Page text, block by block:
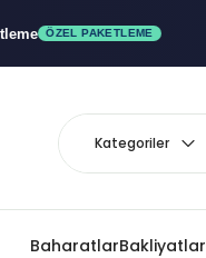
ÖZEL PAKETLEME
BaharatlarBakliyatlar